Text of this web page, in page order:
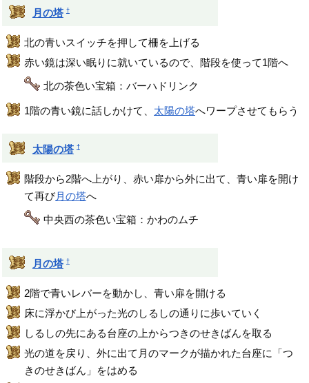
月の塔 †
北の青いスイッチを押して柵を上げる
赤い鏡は深い眠りに就いているので、階段を使って1階へ
北の茶色い宝箱：バーハドリンク
1階の青い鏡に話しかけて、 太陽の塔へワープさせてもらう
太陽の塔 †
階段から2階へ上がり、赤い扉から外に出て、青い扉を開け
て再び月の塔へ
中央西の茶色い宝箱：かわのムチ
月の塔 †
2階で青いレバーを動かし、青い扉を開ける
床に浮かび上がった光のしるしの通りに歩いていく
しるしの先にある台座の上からつきのせきばんを取る
光の道を戻り、外に出て月のマークが描かれた台座に「つ
きのせきばん」をはめる